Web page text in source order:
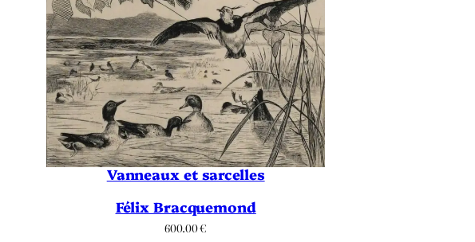
Vanneaux et sarcelles
Félix Bracquemond
600.00€